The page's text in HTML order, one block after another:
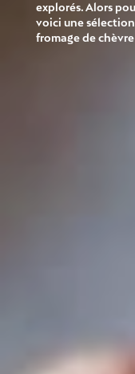
explorés. Alors
voici une
fromage de